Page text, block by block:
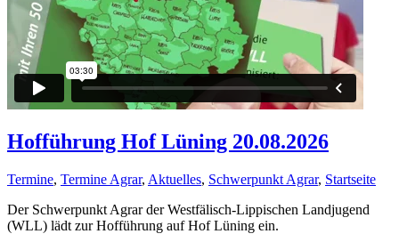
Hofführung Hof Lüning 20.08.2026
Termine, Termine Agrar, Aktuelles, Schwerpunkt Agrar, Startseite
Der Schwerpunkt Agrar der Westfälisch-Lippischen Landjugend
(WLL) lädt zur Hofführung auf Hof Lüning ein.